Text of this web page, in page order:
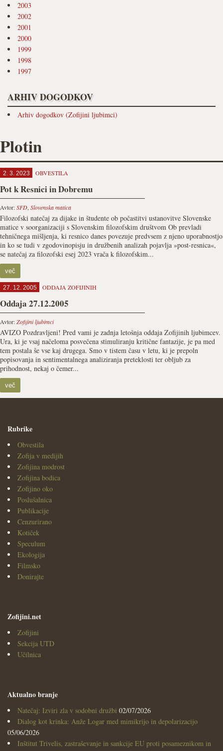
2003
2002
2001
2000
1999
1998
1997
ARHIV DOGODKOV
Arhiv dogodkov (Zofijini ljubimci)
Plotin
2. 3. 2023 OBVESTILA
Pot k Resnici in Dobremu
Avtor:SFD, Slovenska matica
Filozofski natečaj za dijake in študente ob počastitvi ustanovitve Slovenske
matice v soorganizaciji s Slovenskim filozofskim društvom Ob prevladi
tehničnega mišljenja, ki resnico danes povezuje predvsem z njeno uporabnostjo
in ko se tudi v zgodovinopisju in družbenih analizah pojavlja »post-resnica«,
se natečaj za filozofski esej 2023 vrača k filozofskim...
več
27. 12. 2005 ODDAJA ZOFIJINIH
Oddaja 27.12.2005
Avtor:Zofijini ljubimci
AVIZO Pozdravljeni! Pred vami je zadnja letošnja oddaja Zofijinih ljubimcev.
Ura, ki je vsaj načeloma posvečena stimuliranju kritične fantazije, je pa med
tem postala še vse kaj drugega. Smo v tistem času v letu, ki je prepoln
popisovanja in sentimentalnega analiziranja preteklosti ter obljub za
prihodnost, nekaj o čemer...
več
Rubrike
Obvestila
Zofija v medijih
Zofijina modrost
Zofijina bodica
Zofijino oko
Poslušalnica
Publikacije
Cenzurirano
Kotiček
Speculum
Ekologija
Filmsko
Donirajte
Zofijini.net
Zofijini
Sekcija UTD
Učilnica
Aktualno branje
Natečaj: Izviri zla v sodobni družbi 02/07/2026
Dialog kot krinka: Anže Logar med mimikrijo in depolarizacijo
05/06/2026
Inštitut Trivelis, zastraševanje in sankcije EU proti posameznikom in